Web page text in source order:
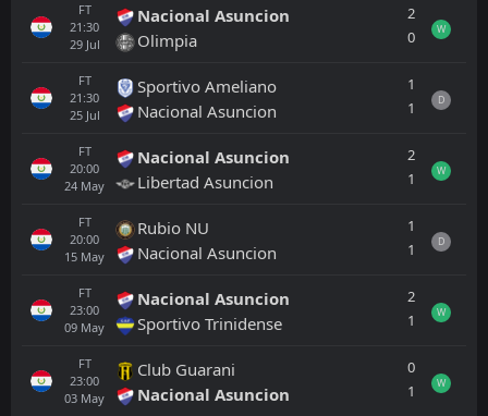
FT
21:30
29 Jul
Nacional Asuncion
Olimpia
2
0
W
FT
21:30
25 Jul
Sportivo Ameliano
Nacional Asuncion
1
1
D
FT
20:00
24 May
Nacional Asuncion
Libertad Asuncion
2
1
W
FT
20:00
15 May
Rubio NU
Nacional Asuncion
1
1
D
FT
23:00
09 May
Nacional Asuncion
Sportivo Trinidense
2
1
W
FT
23:00
03 May
Club Guarani
Nacional Asuncion
0
1
W